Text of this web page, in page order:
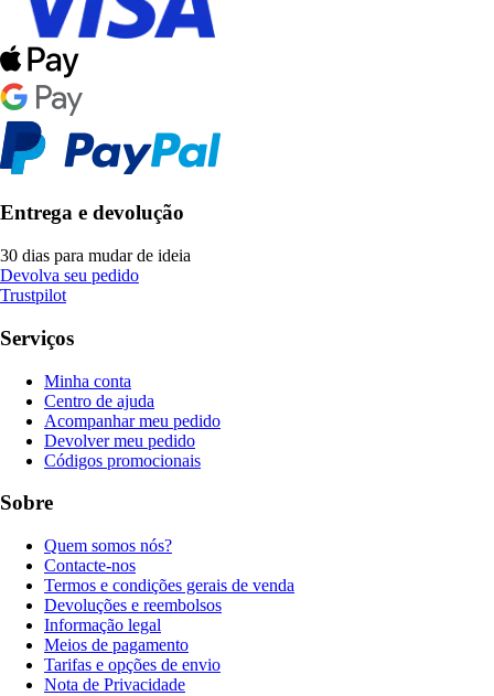
Entrega e devolução
30 dias para mudar de ideia
Devolva seu pedido
Trustpilot
Serviços
Minha conta
Centro de ajuda
Acompanhar meu pedido
Devolver meu pedido
Códigos promocionais
Sobre
Quem somos nós?
Contacte-nos
Termos e condições gerais de venda
Devoluções e reembolsos
Informação legal
Meios de pagamento
Tarifas e opções de envio
Nota de Privacidade